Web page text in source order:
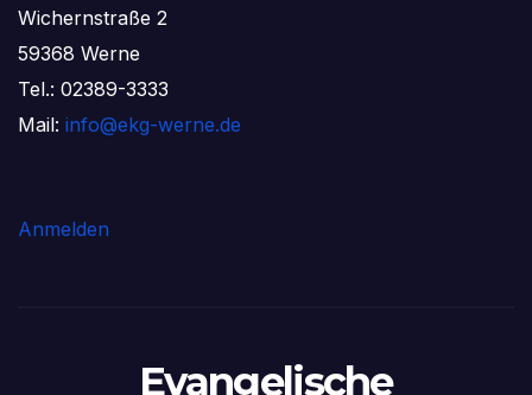
Wichernstraße 2
59368 Werne
Tel.: 02389-3333
Mail: info@ekg-werne.de
Anmelden
Evangelische